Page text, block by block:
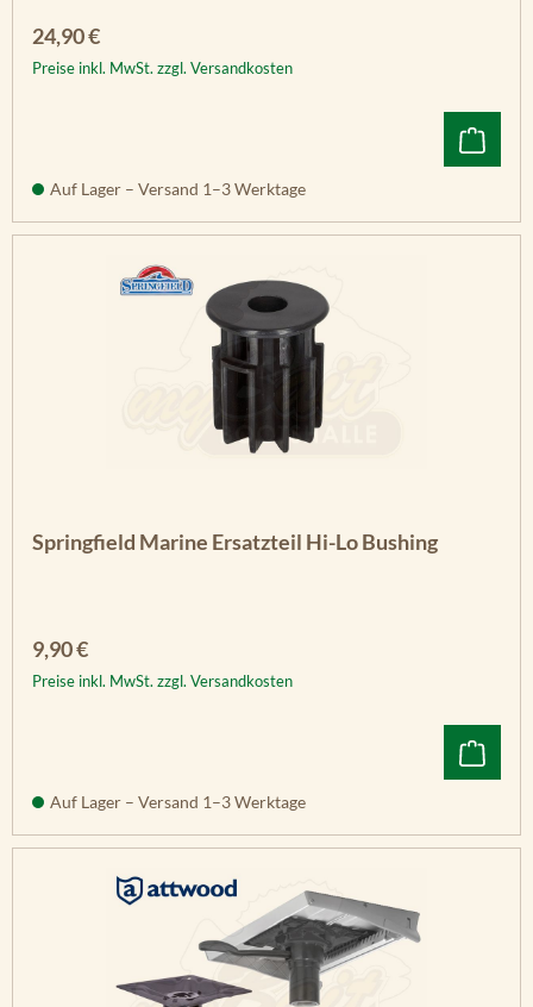
Regulärer Preis:
24,90 €
Preise inkl. MwSt. zzgl. Versandkosten
Auf Lager – Versand 1–3 Werktage
Springfield Marine Ersatzteil Hi-Lo Bushing
Regulärer Preis:
9,90 €
Preise inkl. MwSt. zzgl. Versandkosten
Auf Lager – Versand 1–3 Werktage